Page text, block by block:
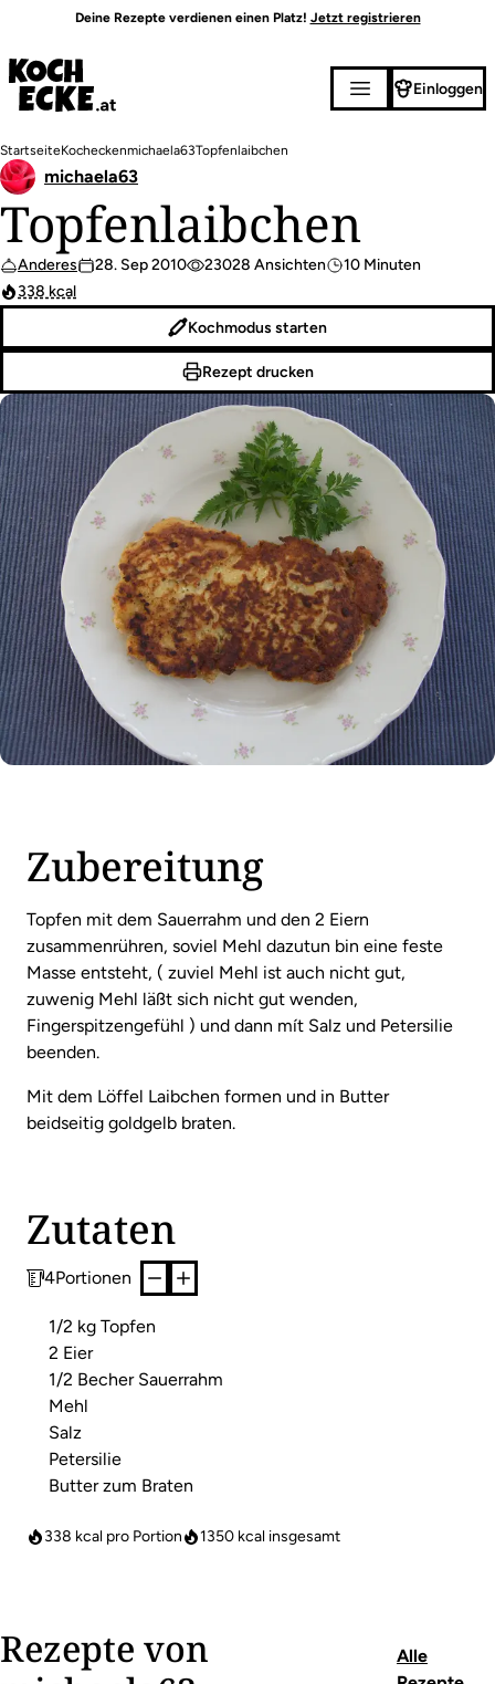
Inhalt
Deine Rezepte verdienen einen Platz! Jetzt registrieren
Einloggen
Pfadnavigation
StartseiteKocheckenmichaela63Topfenlaibchen
Topfenlaibchen
Anderes 28. Sep 2010 23028 Ansichten
10 Minuten
338 kcal
michaela63
Kochmodus starten
Rezept drucken
Zubereitung
Topfen mit dem Sauerrahm und den 2 Eiern
zusammenrühren, soviel Mehl dazutun bin eine feste
Masse entsteht, ( zuviel Mehl ist auch nicht gut,
zuwenig Mehl läßt sich nicht gut wenden,
Fingerspitzengefühl ) und dann mít Salz und Petersilie
beenden.
Mit dem Löffel Laibchen formen und in Butter
beidseitig goldgelb braten.
Zutaten
4Portionen
1/2 kg Topfen
2 Eier
1/2 Becher Sauerrahm
Mehl
Salz
Petersilie
Butter zum Braten
338 kcal pro Portion 1350 kcal insgesamt
Rezepte von
Alle